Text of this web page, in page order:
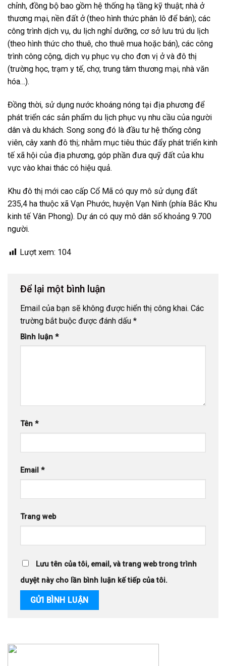
chỉnh, đồng bộ bao gồm hệ thống hạ tầng kỹ thuật; nhà ở
thương mại, nền đất ở (theo hình thức phân lô để bán); các
công trình dịch vụ, du lịch nghỉ dưỡng, cơ sở lưu trú du lịch
(theo hình thức cho thuê, cho thuê mua hoặc bán), các công
trình công cộng, dịch vụ phục vụ cho đơn vị ở và đô thị
(trường học, trạm y tế, chợ, trung tâm thương mại, nhà văn
hóa…).
Đồng thời, sử dụng nước khoáng nóng tại địa phương để
phát triển các sản phẩm du lịch phục vụ nhu cầu của người
dân và du khách. Song song đó là đầu tư hệ thống công
viên, cây xanh đô thị; nhằm mục tiêu thúc đẩy phát triển kinh
tế xã hội của địa phương, góp phần đưa quỹ đất của khu
vực vào khai thác có hiệu quả.
Khu đô thị mới cao cấp Cổ Mã có quy mô sử dụng đất
235,4 ha thuộc xã Vạn Phước, huyện Vạn Ninh (phía Bắc Khu
kinh tế Vân Phong). Dự án có quy mô dân số khoảng 9.700
người.
Lượt xem: 104
Để lại một bình luận
Email của bạn sẽ không được hiển thị công khai. Các
trường bắt buộc được đánh dấu *
Bình luận *
Tên *
Email *
Trang web
Lưu tên của tôi, email, và trang web trong trình
duyệt này cho lần bình luận kế tiếp của tôi.